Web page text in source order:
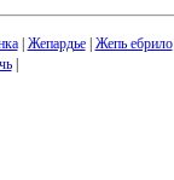
| Жепардье| Жепь ебрило
|